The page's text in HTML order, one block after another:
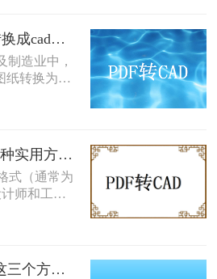
用的方法来
pdf格式的图纸怎么转换成cad？两种常见方法分享！
制造业中，
纸转换为
）文
辑、修改或
见且有效的
pdf转cad怎么转？这3种实用方法试试看！
式（通常为
师和工程
么pdf转
种常用的转
pdf怎么转换成cad？这三个方法了解一下！